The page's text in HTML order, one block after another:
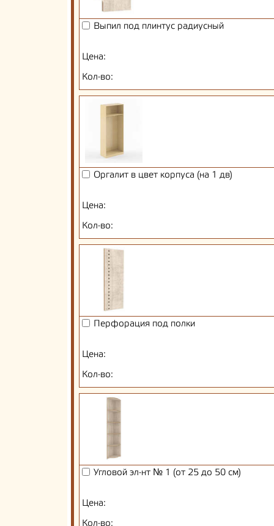
Выпил под плинтус радиусный
Цена:
Кол-во:
Оргалит в цвет корпуса (на 1 дв)
Цена:
Кол-во:
Перфорация под полки
Цена:
Кол-во:
Угловой эл-нт № 1 (от 25 до 50 см)
Цена:
Кол-во: